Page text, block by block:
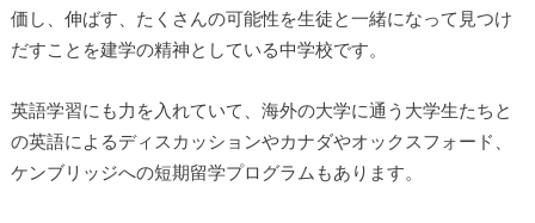
価し、伸ばす、たくさんの可能性を生徒と一緒になって見つけ
だすことを建学の精神としている中学校です。
英語学習にも力を入れていて、海外の大学に通う大学生たちと
の英語によるディスカッションやカナダやオックスフォード、
ケンブリッジへの短期留学プログラムもあります。